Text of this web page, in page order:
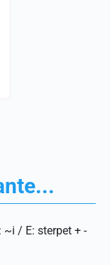
~i / E: sterpet + -